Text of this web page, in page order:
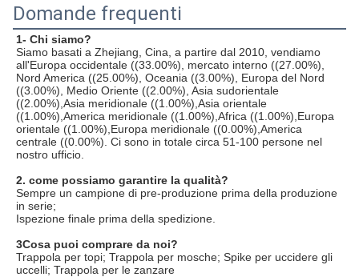
Domande frequenti
1- Chi siamo?
Siamo basati a Zhejiang, Cina, a partire dal 2010, vendiamo
all'Europa occidentale ((33.00%), mercato interno ((27.00%),
Nord America ((25.00%), Oceania ((3.00%), Europa del Nord
((3.00%), Medio Oriente ((2.00%), Asia sudorientale
((2.00%),Asia meridionale ((1.00%),Asia orientale
((1.00%),America meridionale ((1.00%),Africa ((1.00%),Europa
orientale ((1.00%),Europa meridionale ((0.00%),America
centrale ((0.00%). Ci sono in totale circa 51-100 persone nel
nostro ufficio.
2. come possiamo garantire la qualità?
Sempre un campione di pre-produzione prima della produzione
in serie;
Ispezione finale prima della spedizione.
3Cosa puoi comprare da noi?
Trappola per topi; Trappola per mosche; Spike per uccidere gli
uccelli; Trappola per le zanzare